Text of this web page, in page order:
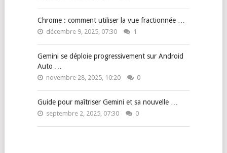
Chrome : comment utiliser la vue fractionnée …
décembre 9, 2025, 07:30 1
Gemini se déploie progressivement sur Android
Auto …
novembre 28, 2025, 10:20 0
Guide pour maîtriser Gemini et sa nouvelle …
septembre 2, 2025, 07:30 0